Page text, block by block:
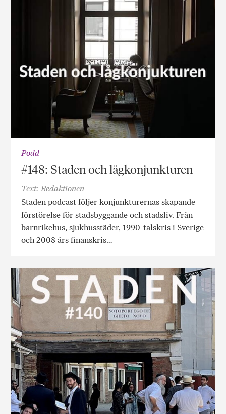
Podd
#148: Staden och lågkonjunkturen
Text: Redaktionen
Staden podcast följer konjunkturernas skapande
förstörelse för stadsbyggande och stadsliv. Från
barnrikehus, sjukhusstäder, 1990-talskris i Sverige
och 2008 års finanskris…